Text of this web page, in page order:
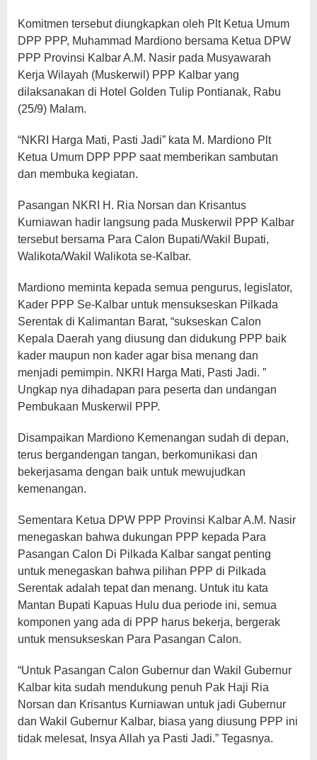
Komitmen tersebut diungkapkan oleh Plt Ketua Umum
DPP PPP, Muhammad Mardiono bersama Ketua DPW
PPP Provinsi Kalbar A.M. Nasir pada Musyawarah
Kerja Wilayah (Muskerwil) PPP Kalbar yang
dilaksanakan di Hotel Golden Tulip Pontianak, Rabu
(25/9) Malam.
“NKRI Harga Mati, Pasti Jadi” kata M. Mardiono Plt
Ketua Umum DPP PPP saat memberikan sambutan
dan membuka kegiatan.
Pasangan NKRI H. Ria Norsan dan Krisantus
Kurniawan hadir langsung pada Muskerwil PPP Kalbar
tersebut bersama Para Calon Bupati/Wakil Bupati,
Walikota/Wakil Walikota se-Kalbar.
Mardiono meminta kepada semua pengurus, legislator,
Kader PPP Se-Kalbar untuk mensukseskan Pilkada
Serentak di Kalimantan Barat, “sukseskan Calon
Kepala Daerah yang diusung dan didukung PPP baik
kader maupun non kader agar bisa menang dan
menjadi pemimpin. NKRI Harga Mati, Pasti Jadi. ”
Ungkap nya dihadapan para peserta dan undangan
Pembukaan Muskerwil PPP.
Disampaikan Mardiono Kemenangan sudah di depan,
terus bergandengan tangan, berkomunikasi dan
bekerjasama dengan baik untuk mewujudkan
kemenangan.
Sementara Ketua DPW PPP Provinsi Kalbar A.M. Nasir
menegaskan bahwa dukungan PPP kepada Para
Pasangan Calon Di Pilkada Kalbar sangat penting
untuk menegaskan bahwa pilihan PPP di Pilkada
Serentak adalah tepat dan menang. Untuk itu kata
Mantan Bupati Kapuas Hulu dua periode ini, semua
komponen yang ada di PPP harus bekerja, bergerak
untuk mensukseskan Para Pasangan Calon.
“Untuk Pasangan Calon Gubernur dan Wakil Gubernur
Kalbar kita sudah mendukung penuh Pak Haji Ria
Norsan dan Krisantus Kurniawan untuk jadi Gubernur
dan Wakil Gubernur Kalbar, biasa yang diusung PPP ini
tidak melesat, Insya Allah ya Pasti Jadi.” Tegasnya.